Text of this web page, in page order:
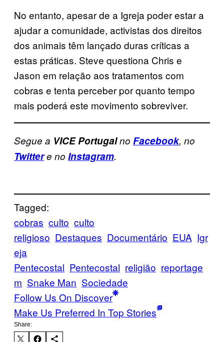
No entanto, apesar de a Igreja poder estar a
ajudar a comunidade, activistas dos direitos
dos animais têm lançado duras críticas a
estas práticas. Steve questiona Chris e
Jason em relação aos tratamentos com
cobras e tenta perceber por quanto tempo
mais poderá este movimento sobreviver.
Segue a VICE Portugalno Facebook, no
Twittere no Instagram.
Tagged:
cobras culto culto
religioso Destaques Documentário EUA Igr
eja
Pentecostal Pentecostal religião reportage
m Snake Man Sociedade
Follow Us On Discover
Make Us Preferred In Top Stories
Share: